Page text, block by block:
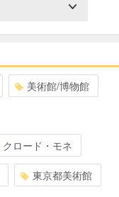
美術館/博物館
クロード・モネ
東京都美術館